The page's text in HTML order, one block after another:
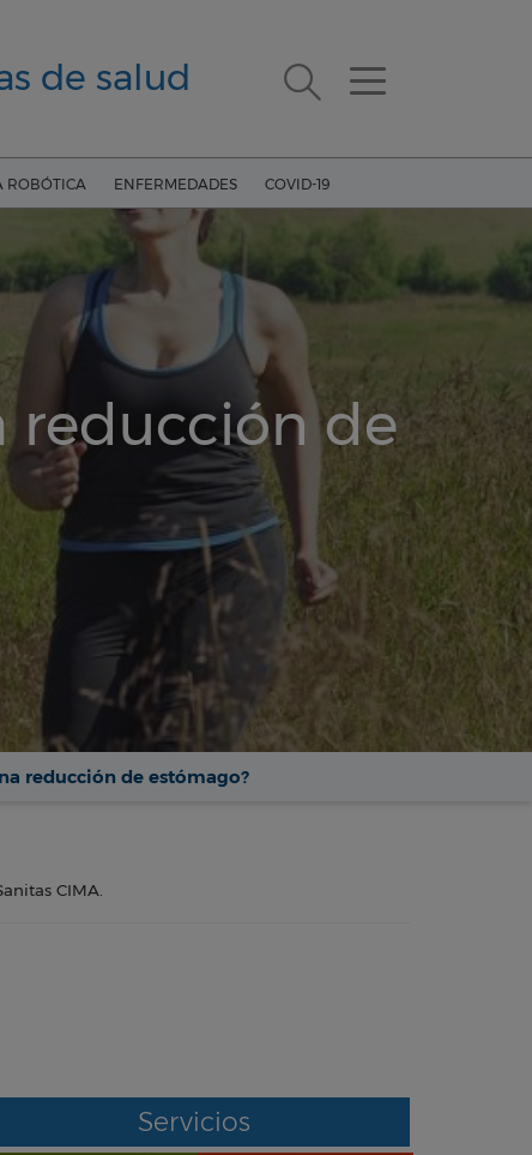
de salud
ROBÓTICA ENFERMEDADES COVID-19
reducción de
reducción de estómago?
CIMA.
Servicios